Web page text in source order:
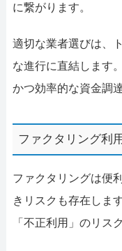
に繋がります。
適切な業者選びは、
な進行に直結します
かつ効率的な資金調
ファクタリング利
ファクタリングは便
きリスクも存在しま
「不正利用」のリス